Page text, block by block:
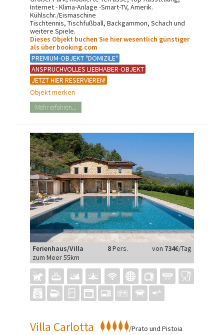
Internet - Klima-Anlage -Smart-TV, Amerik.
Kühlschr./Eismaschine
Tischtennis, Tischfußball, Backgammon, Schach und
weitere Spiele.
Dieses Objekt buchen Sie hier wesentlich günstiger
als über booking.com
PREMIUM-OBJEKT "DOMIZILE"
ANSPRUCHVOLLES LIEBHABER-OBJEKT
JETZT HIER RESERVIEREN!
Objekt merken
Mehr erfahren...
Ferienhaus/Villa 8Pers. von 734€/Tag
zum Meer 55km
Villa Carlotta
/Prato und Pistoia